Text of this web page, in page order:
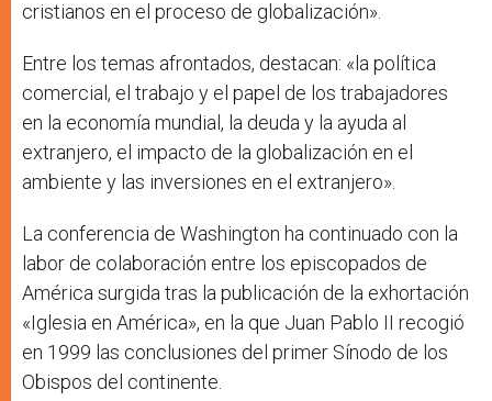
cristianos en el proceso de globalización».
Entre los temas afrontados, destacan: «la política
comercial, el trabajo y el papel de los trabajadores
en la economía mundial, la deuda y la ayuda al
extranjero, el impacto de la globalización en el
ambiente y las inversiones en el extranjero».
La conferencia de Washington ha continuado con la
labor de colaboración entre los episcopados de
América surgida tras la publicación de la exhortación
«Iglesia en América», en la que Juan Pablo II recogió
en 1999 las conclusiones del primer Sínodo de los
Obispos del continente.